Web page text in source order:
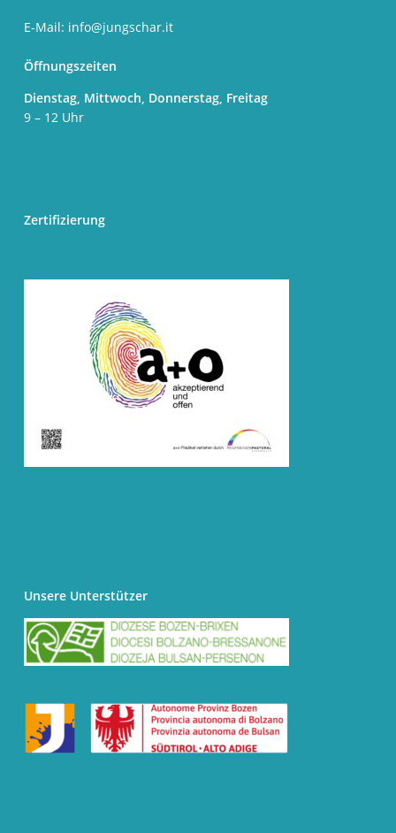
E-Mail: info@jungschar.it
Öffnungszeiten
Dienstag, Mittwoch, Donnerstag, Freitag
9 – 12 Uhr
Zertifizierung
Unsere Unterstützer